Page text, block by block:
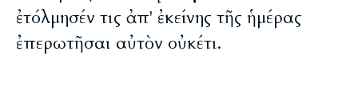
ἐτόλμησέν τις ἀπ' ἐκείνης τῆς ἡμέρας
ἐπερωτῆσαι αὐτὸν οὐκέτι.